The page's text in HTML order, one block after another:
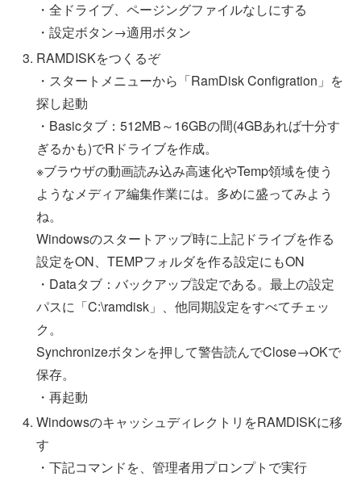
・全ドライブ、ページングファイルなしにする
・設定ボタン→適用ボタン
RAMDISKをつくるぞ
・スタートメニューから「RamDisk Configration」を
探し起動
・Basicタブ：512MB～16GBの間(4GBあれば十分す
ぎるかも)でRドライブを作成。
※ブラウザの動画読み込み高速化やTemp領域を使う
ようなメディア編集作業には。多めに盛ってみよう
ね。
Windowsのスタートアップ時に上記ドライブを作る
設定をON、TEMPフォルダを作る設定にもON
・Dataタブ：バックアップ設定である。最上の設定
パスに「C:\ramdisk」、他同期設定をすべてチェッ
ク。
Synchronizeボタンを押して警告読んでClose→OKで
保存。
・再起動
WindowsのキャッシュディレクトリをRAMDISKに移
す
・下記コマンドを、管理者用プロンプトで実行